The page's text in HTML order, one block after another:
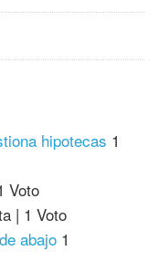
hipotecas 1
Voto
| 1 Voto
abajo 1